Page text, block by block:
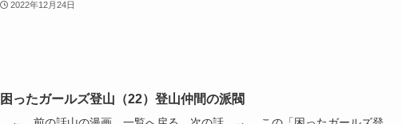
2022年12月24日
困ったガールズ登山（22）登山仲間の派閥